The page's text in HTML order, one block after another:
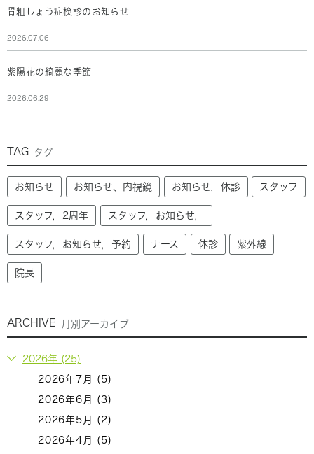
骨粗しょう症検診のお知らせ
2026.07.06
紫陽花の綺麗な季節
2026.06.29
TAG タグ
お知らせ お知らせ、内視鏡 お知らせ，休診 スタッフ
スタッフ，2周年 スタッフ，お知らせ，
スタッフ，お知らせ，予約 ナース 休診 紫外線
院長
ARCHIVE 月別アーカイブ
2026年 (25)
2026年7月 (5)
2026年6月 (3)
2026年5月 (2)
2026年4月 (5)